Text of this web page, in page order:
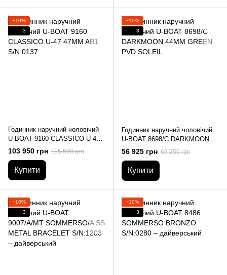
−10%
3
Годинник наручний чоловічий
U-BOAT 9160 CLASSICO U-47
47MM AB1 S/N:0137
103 950 грн 115 500 грн
Купити
−10%
3
Годинник наручний чоловічий
U-BOAT 8698/C DARKMOON
44MM GREEN PVD SOLEIL
56 925 грн 63 250 грн
Купити
−10%
3
−10%
3